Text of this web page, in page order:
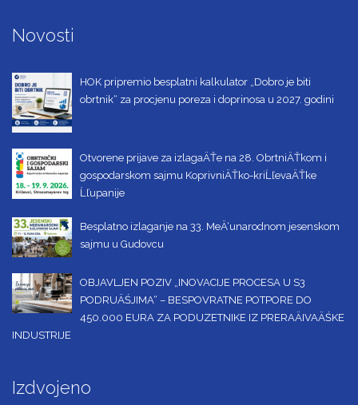
Novosti
HOK pripremio besplatni kalkulator „Dobro je biti
obrtnik“ za procjenu poreza i doprinosa u 2027. godini
Otvorene prijave za izlagaÄŤe na 28. ObrtniÄŤkom i
gospodarskom sajmu KoprivniÄŤko-kriĹľevaÄŤke
Ĺľupanije
Besplatno izlaganje na 33. MeÄ‘unarodnom jesenskom
sajmu u Gudovcu
OBJAVLJEN POZIV „INOVACIJE PROCESA U S3
PODRUÄŚJIMA“ – BESPOVRATNE POTPORE DO
450.000 EURA ZA PODUZETNIKE IZ PRERAÄIVAÄŚKE
INDUSTRIJE
Izdvojeno